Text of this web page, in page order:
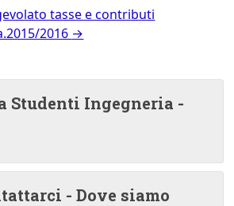
tasse e contributi
2016 →
Studenti Ingegneria -
- Dove siamo